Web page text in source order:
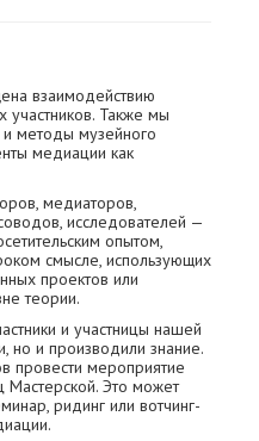
взаимодействию
участников. Также мы
методы музейного
медиации как
медиаторов,
исследователей —
опытом,
смысле, использующих
проектов или
теории.
и участницы нашей
но и производили знание.
провести мероприятие
Мастерской. Это может
ридинг или вотчинг-